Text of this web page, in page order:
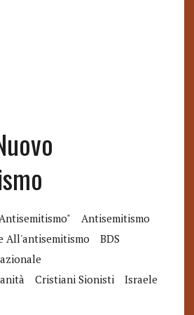
Antisemitismo
All'antisemitismo
BDS
Cristiani Sionisti Israele